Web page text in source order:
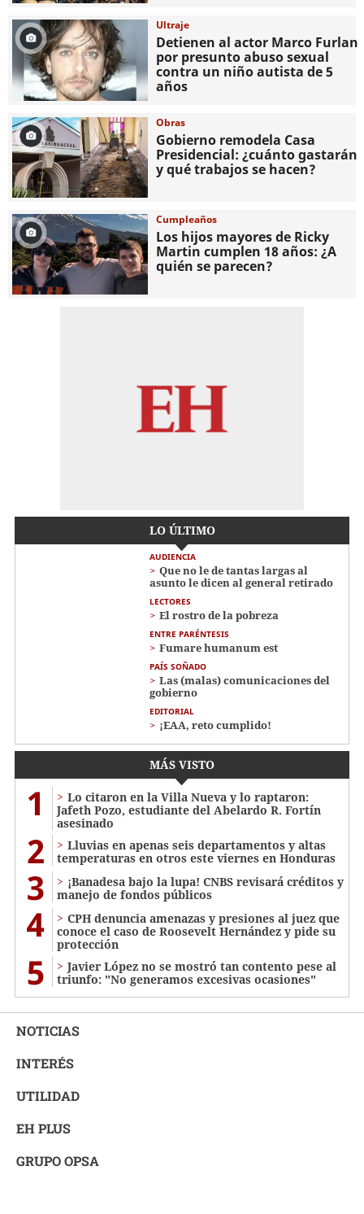
Ultraje
Detienen al actor Marco Furlan
por presunto abuso sexual
contra un niño autista de 5
años
Obras
Gobierno remodela Casa
Presidencial: ¿cuánto gastarán
y qué trabajos se hacen?
Cumpleaños
Los hijos mayores de Ricky
Martin cumplen 18 años: ¿A
quién se parecen?
LO ÚLTIMO
AUDIENCIA
Que no le de tantas largas al
asunto le dicen al general retirado
LECTORES
El rostro de la pobreza
ENTRE PARÉNTESIS
Fumare humanum est
PAÍS SOÑADO
Las (malas) comunicaciones del
gobierno
EDITORIAL
¡EAA, reto cumplido!
MÁS VISTO
1
Lo citaron en la Villa Nueva y lo raptaron:
Jafeth Pozo, estudiante del Abelardo R. Fortín
asesinado
2
Lluvias en apenas seis departamentos y altas
temperaturas en otros este viernes en Honduras
3
¡Banadesa bajo la lupa! CNBS revisará créditos y
manejo de fondos públicos
4
CPH denuncia amenazas y presiones al juez que
conoce el caso de Roosevelt Hernández y pide su
protección
5
Javier López no se mostró tan contento pese al
triunfo: "No generamos excesivas ocasiones"
NOTICIAS
INTERÉS
UTILIDAD
EH PLUS
GRUPO OPSA